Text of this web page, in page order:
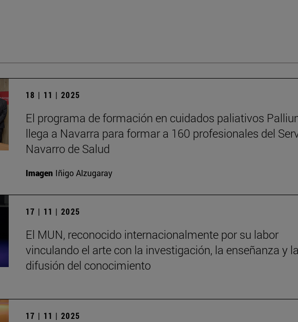
18 | 11 | 2025
El programa de formación en cuidados paliativos
llega a Navarra para formar a 160 profesionales del
Navarro de Salud
Imagen Iñigo Alzugaray
17 | 11 | 2025
El MUN, reconocido internacionalmente por su labor
vinculando el arte con la investigación, la enseñanza y
difusión del conocimiento
17 | 11 | 2025